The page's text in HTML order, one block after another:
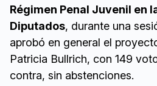
Régimen Penal Juvenil en
Diputados, durante una
aprobó en general el
Patricia Bullrich, con 149
contra, sin abstenciones.